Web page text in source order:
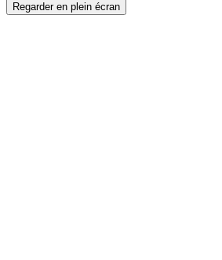
Regarder en plein écran